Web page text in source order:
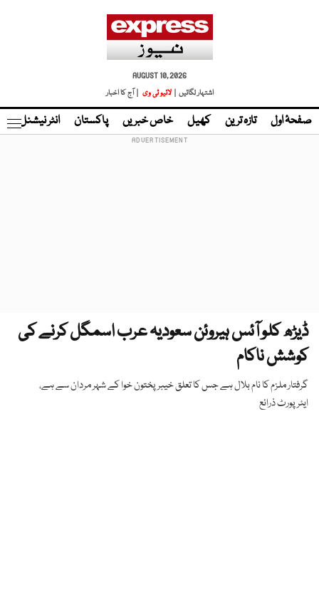
AUGUST 10, 2026
اشتہار لگائیں |
لائیو ٹی وی | آج کا اخبار
صفحۂ اول تازہ ترین کھیل خاص خبریں پاکستان انٹر نیشنل
ڈیڑھ کلو آئس ہیروئن سعودیہ عرب اسمگل کرنے کی
کوشش ناکام
گرفتار ملزم کا نام بلال ہے جس کا تعلق خیبر پختون خوا کے شہر مردان سے ہے،
ایئرپورٹ ذرائع